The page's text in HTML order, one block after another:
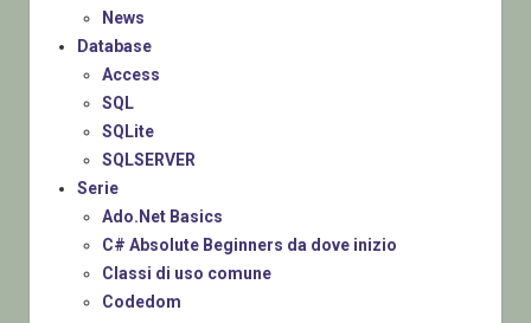
News
Database
Access
SQL
SQLite
SQLSERVER
Serie
Ado.Net Basics
C# Absolute Beginners da dove inizio
Classi di uso comune
Codedom